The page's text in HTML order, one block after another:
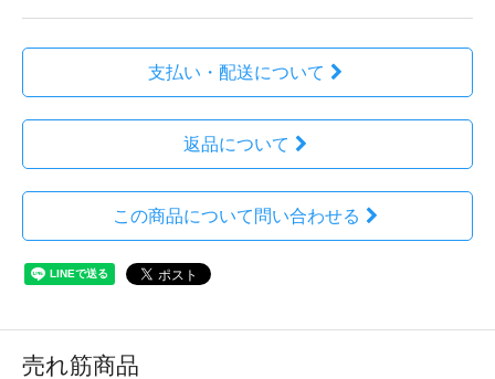
支払い・配送について
返品について
この商品について問い合わせる
売れ筋商品